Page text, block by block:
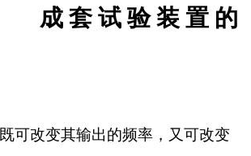
成 套 试 验 装 置 的
既可改变其输出的频率，又可改变